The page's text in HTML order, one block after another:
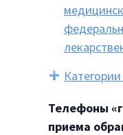
Телефоны
приема